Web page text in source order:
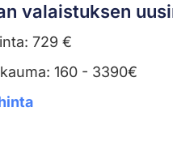
valaistuksen
729 €
160 - 3390€